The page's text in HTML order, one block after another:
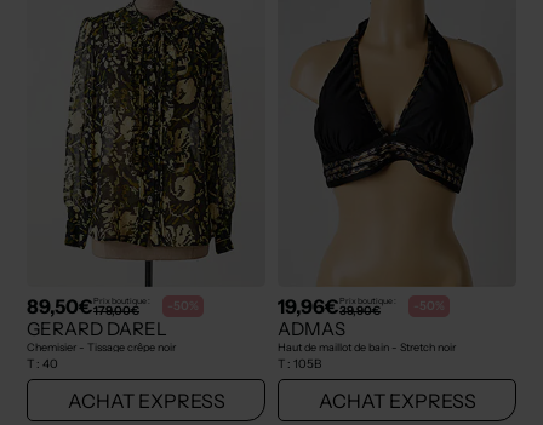
89,50€Prix boutique :
179,00€ -50%
GERARD DAREL
Chemisier - Tissage crêpe noir
T : 40
ACHAT EXPRESS
19,96€Prix boutique :
39,90€ -50%
ADMAS
Haut de maillot de bain - Stretch noir
T : 105B
ACHAT EXPRESS